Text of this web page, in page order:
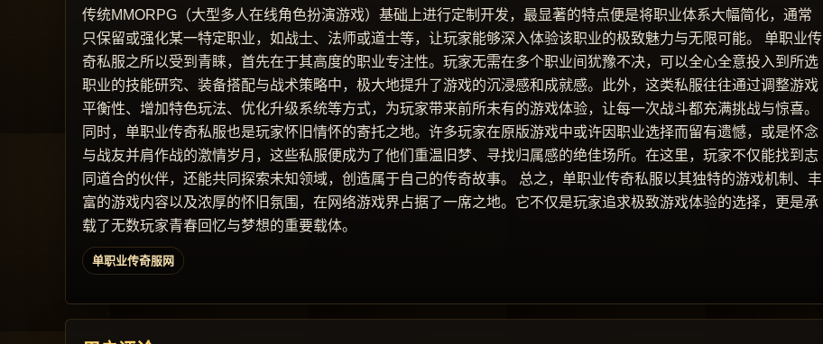
传统MMORPG（大型多人在线角色扮演游戏）基础上进行定制开发，最显著的特点便是将职业体系大幅简化，通常
只保留或强化某一特定职业，如战士、法师或道士等，让玩家能够深入体验该职业的极致魅力与无限可能。 单职业传
奇私服之所以受到青睐，首先在于其高度的职业专注性。玩家无需在多个职业间犹豫不决，可以全心全意投入到所选
职业的技能研究、装备搭配与战术策略中，极大地提升了游戏的沉浸感和成就感。此外，这类私服往往通过调整游戏
平衡性、增加特色玩法、优化升级系统等方式，为玩家带来前所未有的游戏体验，让每一次战斗都充满挑战与惊喜。
同时，单职业传奇私服也是玩家怀旧情怀的寄托之地。许多玩家在原版游戏中或许因职业选择而留有遗憾，或是怀念
与战友并肩作战的激情岁月，这些私服便成为了他们重温旧梦、寻找归属感的绝佳场所。在这里，玩家不仅能找到志
同道合的伙伴，还能共同探索未知领域，创造属于自己的传奇故事。 总之，单职业传奇私服以其独特的游戏机制、丰
富的游戏内容以及浓厚的怀旧氛围，在网络游戏界占据了一席之地。它不仅是玩家追求极致游戏体验的选择，更是承
载了无数玩家青春回忆与梦想的重要载体。
单职业传奇服网